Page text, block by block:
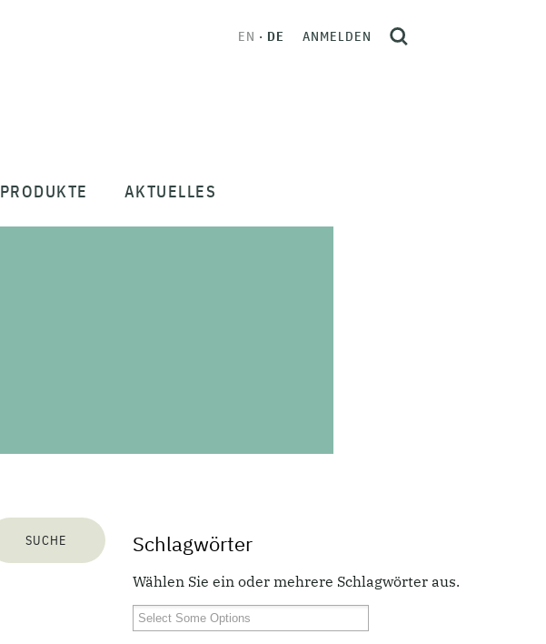
EN DE ANMELDEN
PRODUKTE AKTUELLES
Schlagwörter
Wählen Sie ein oder mehrere Schlagwörter aus.